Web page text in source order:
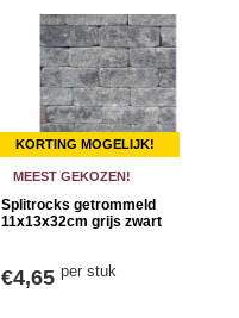
KORTING MOGELIJK!
MEEST GEKOZEN!
Splitrocks getrommeld
11x13x32cm grijs zwart
€4,65per stuk